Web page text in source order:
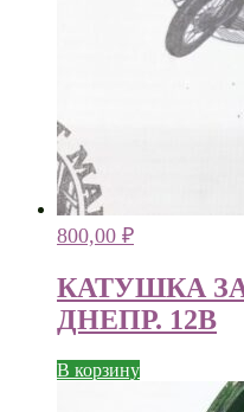
800,00 ₽
КАТУШКА
ДНЕПР. 12В
В корзину